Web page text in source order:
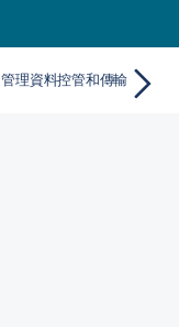
管理資料控管和傳輸